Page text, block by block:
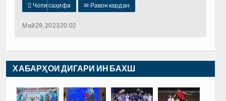
 Чопи саҳифа ✉ Равон кардан
Май 29, 2023 20:02
ХАБАРҲОИ ДИГАРИ ИН БАХШ